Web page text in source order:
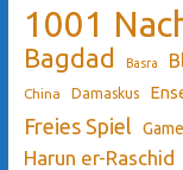
1001
Bagdad Basra
China Damaskus
Freies Spiel
Harun er-Raschid